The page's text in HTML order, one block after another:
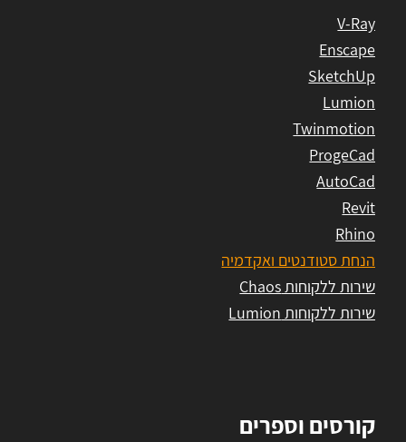
V-Ray
Enscape
SketchUp
Lumion
Twinmotion
ProgeCad
AutoCad
Revit
Rhino
הנחת סטודנטים ואקדמיה
שירות ללקוחות Chaos
שירות ללקוחות Lumion
קורסים וספרים